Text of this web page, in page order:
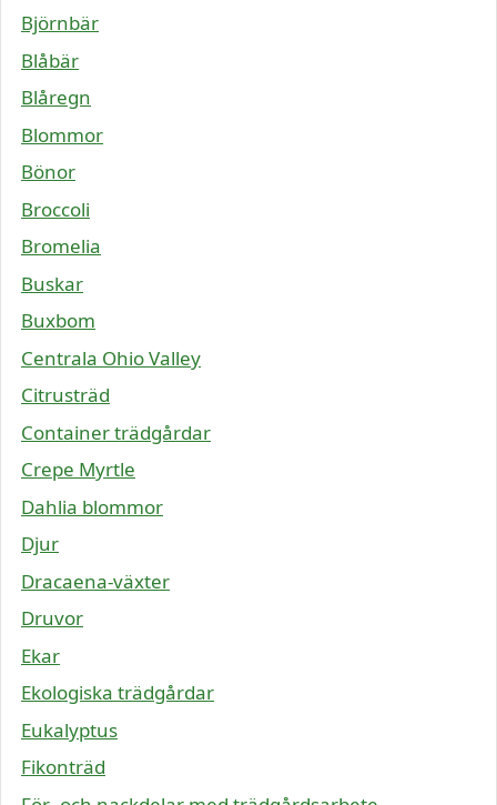
Björnbär
Blåbär
Blåregn
Blommor
Bönor
Broccoli
Bromelia
Buskar
Buxbom
Centrala Ohio Valley
Citrusträd
Container trädgårdar
Crepe Myrtle
Dahlia blommor
Djur
Dracaena-växter
Druvor
Ekar
Ekologiska trädgårdar
Eukalyptus
Fikonträd